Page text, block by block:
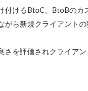
付けるBtoC、BtoBのカ
がら新規クライアント
さを評価されクライア